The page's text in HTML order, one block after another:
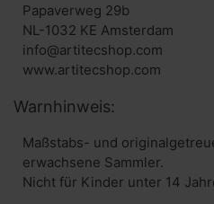
Papaverweg 29b
NL-1032 KE Amsterdam
info@artitecshop.com
Warnhinweis:
Maßstabs- und
erwachsene Sammler.
Nicht für Kinder unter 14